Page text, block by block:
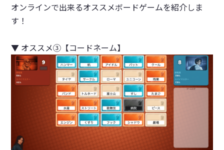
オンラインで出来るオススメボードゲームを紹介しま
す！
▼ オススメ③ 【コードネーム】